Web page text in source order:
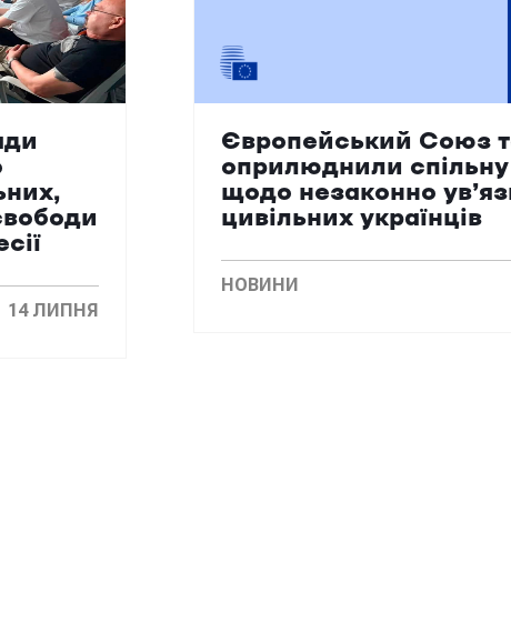
14 ЛИПНЯ
Європейський Союз
оприлюднили спільну
щодо незаконно
цивільних українців
НОВИНИ